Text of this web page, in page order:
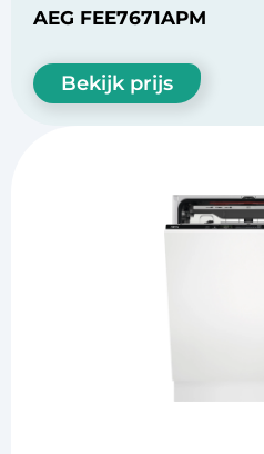
AEG FEE7671APM
Bekijk prijs